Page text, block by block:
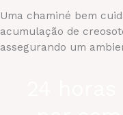
Uma chaminé bem
acumulação de
assegurando um